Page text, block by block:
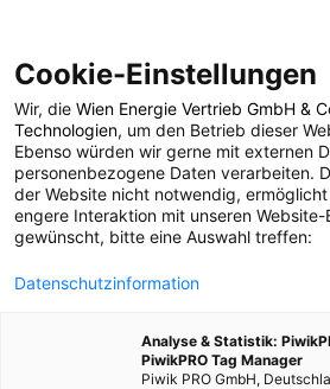
POSTS BY TAG
1 BEITRAG
Cookie-Einstellungen
Wir, die Wien Energie Vertrieb GmbH &
Technologien, um den Betrieb dieser
Ebenso würden wir gerne mit externen
personenbezogene Daten verarbeiten.
der Website nicht notwendig,
engere Interaktion mit unseren Website-
gewünscht, bitte eine Auswahl treffen:
Datenschutzinformation
Analyse & Statistik:
PiwikPRO Tag Manager
Piwik PRO GmbH,